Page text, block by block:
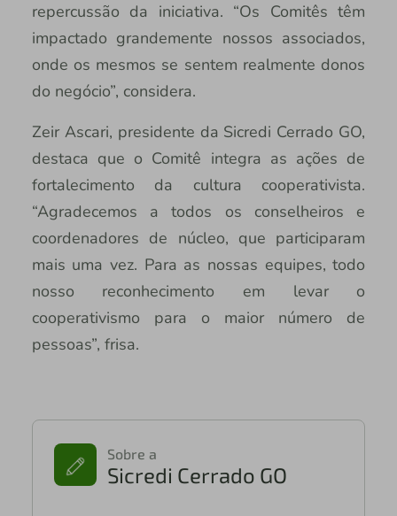
repercussão da iniciativa. “Os Comitês têm
impactado grandemente nossos associados,
onde os mesmos se sentem realmente donos
do negócio”, considera.
Zeir Ascari, presidente da Sicredi Cerrado GO,
destaca que o Comitê integra as ações de
fortalecimento da cultura cooperativista.
“Agradecemos a todos os conselheiros e
coordenadores de núcleo, que participaram
mais uma vez. Para as nossas equipes, todo
nosso reconhecimento em levar o
cooperativismo para o maior número de
pessoas”, frisa.
Sobre a
Sicredi Cerrado GO